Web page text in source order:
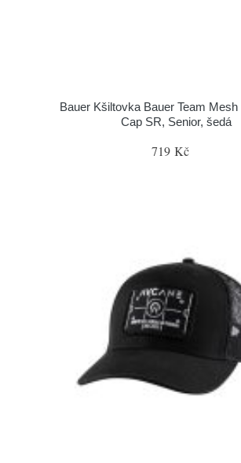
Bauer Kšiltovka Bauer Team
Cap SR, Senior, šedá
719 Kč